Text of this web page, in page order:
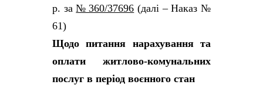
р. за№ 360/37696 (далі – Наказ №
61)
Щодо питання нарахування та
оплати житлово-комунальних
послуг в період воєнного стан